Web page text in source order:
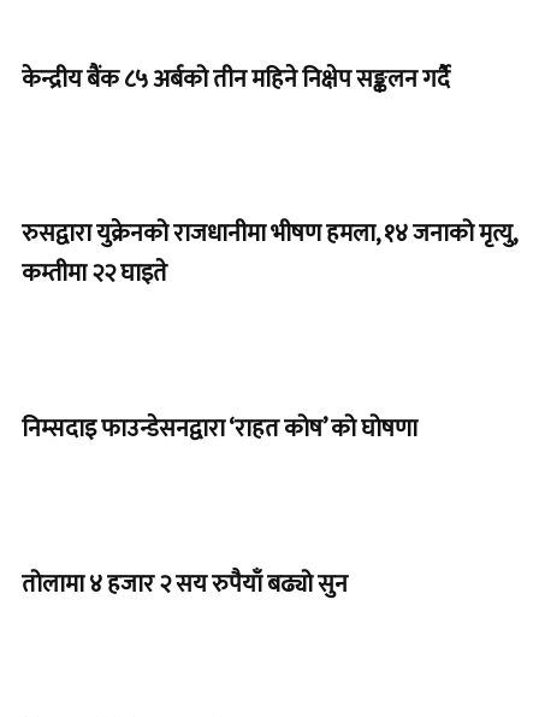
केन्द्रीय बैंक ८५ अर्बको तीन महिने निक्षेप सङ्कलन गर्दै
रुसद्वारा युक्रेनको राजधानीमा भीषण हमला, १४ जनाको मृत्यु,
कम्तीमा २२ घाइते
निम्सदाइ फाउन्डेसनद्वारा ‘राहत कोष’ को घोषणा
तोलामा ४ हजार २ सय रुपैयाँ बढ्यो सुन